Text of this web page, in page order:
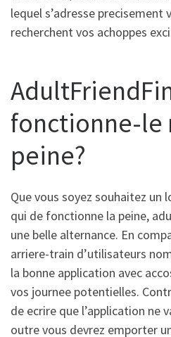
lequel s’adresse precisement
recherchent vos achoppes
fonctionne-le
peine?
Que vous soyez souhaitez un
qui de fonctionne la peine,
une belle alternance. En
arriere-train d’utilisateurs
la bonne application avec
vos journee potentielles.
de ecrire que l’application ne
outre vous devrez emporter